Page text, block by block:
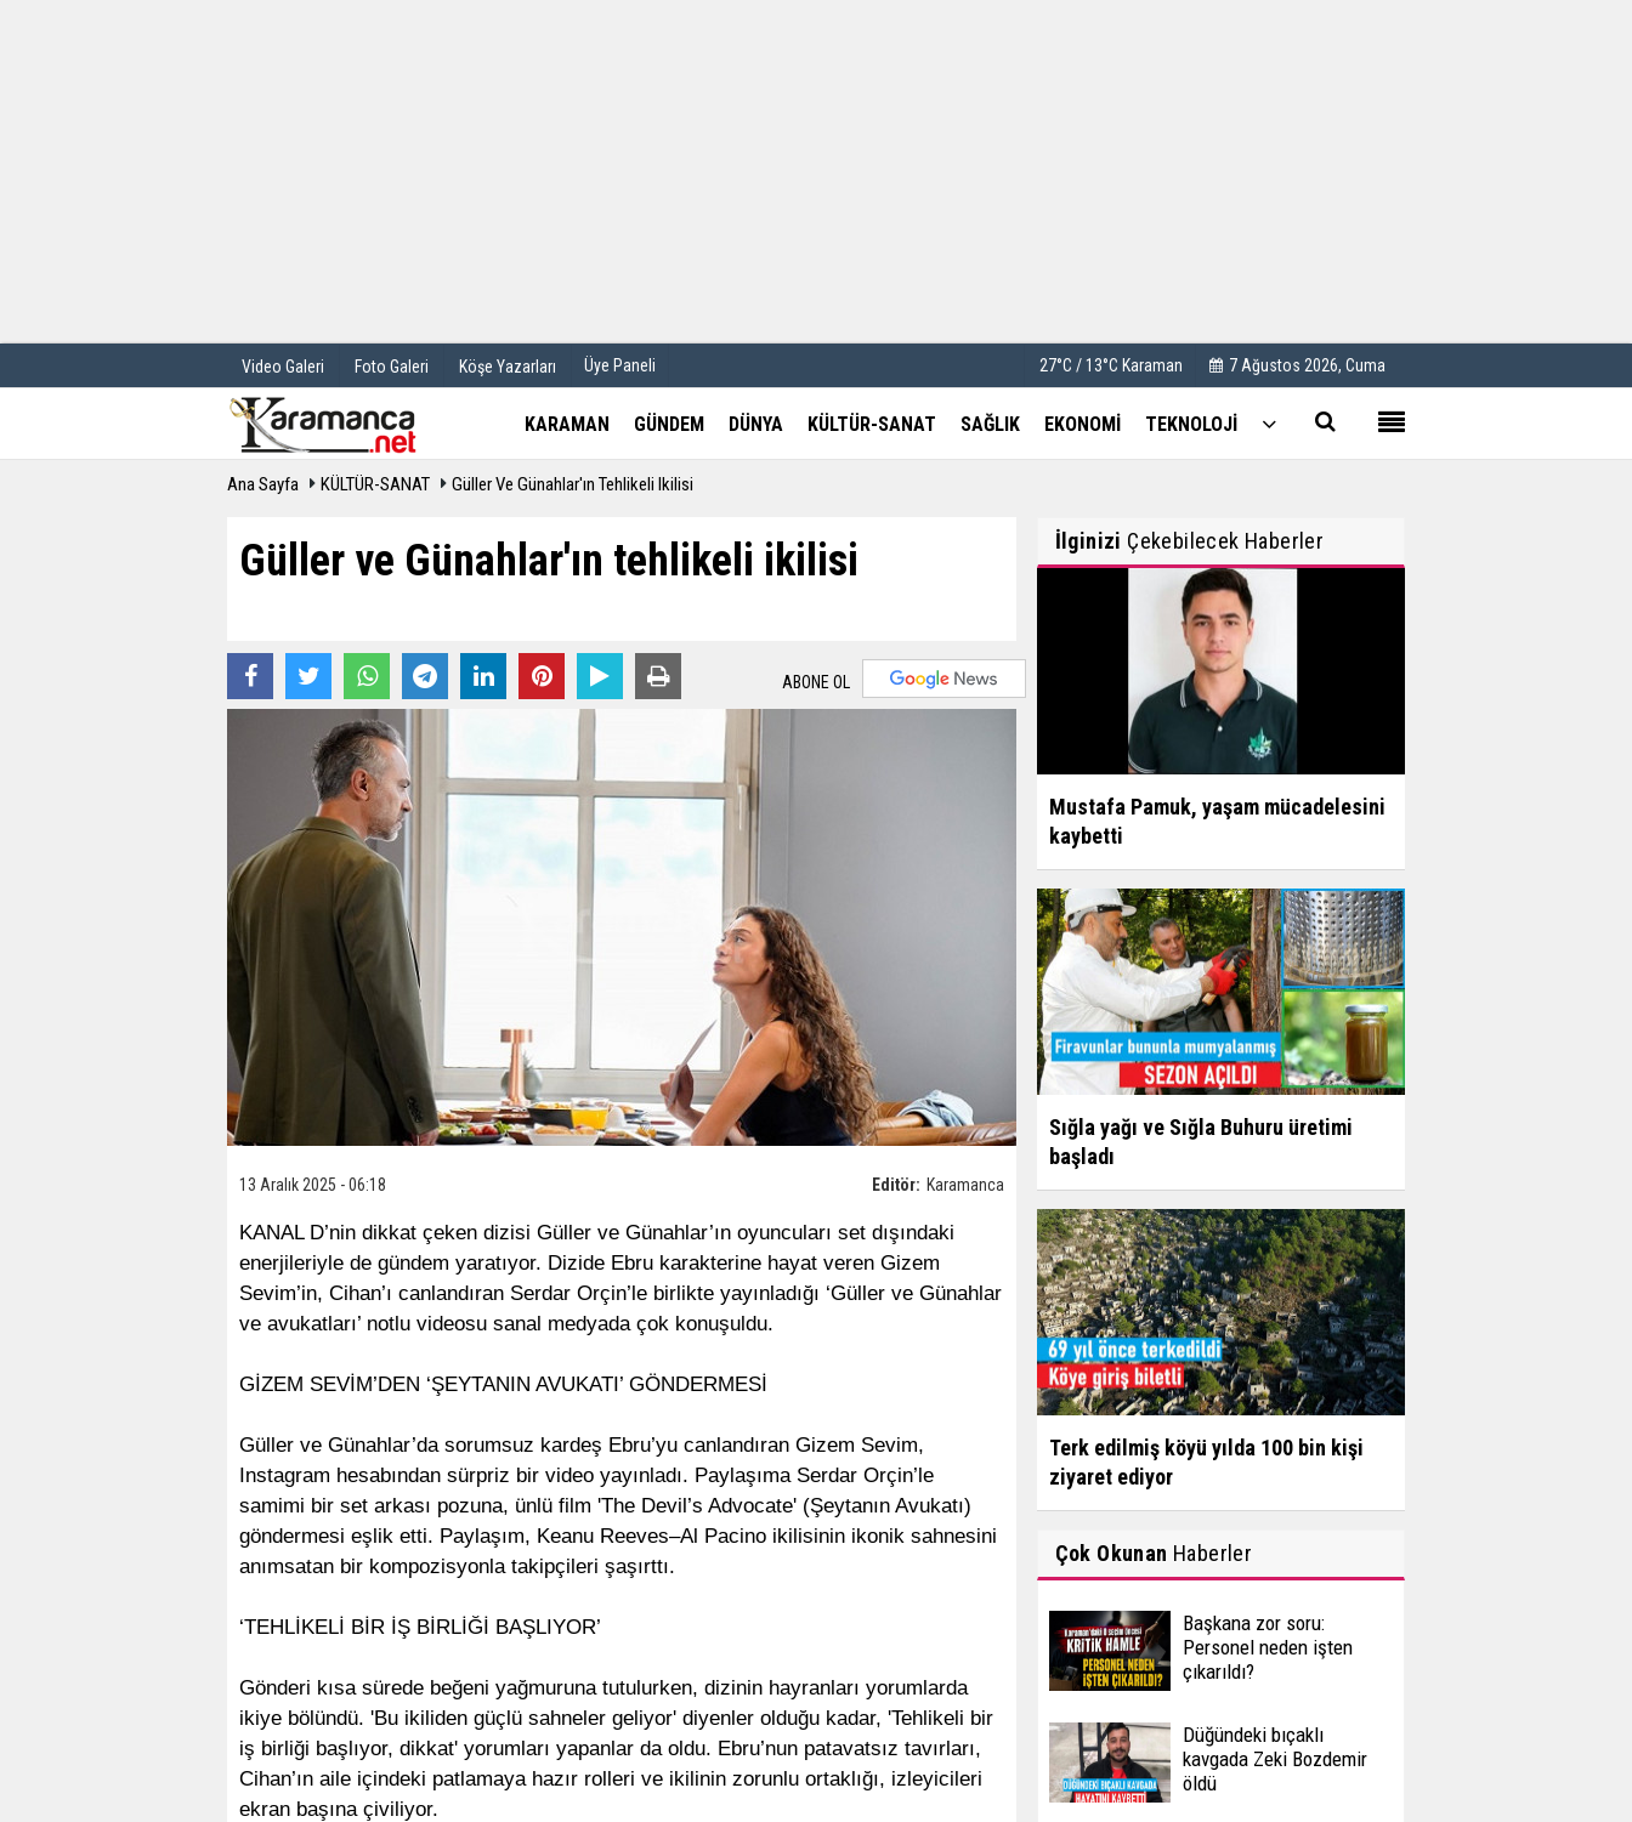
Video Galeri Foto Galeri Köşe Yazarları Üye Paneli 27°C / 13°C Karaman 7 Ağustos 2026, Cuma
KARAMAN GÜNDEM DÜNYA KÜLTÜR-SANAT SAĞLIK EKONOMİ TEKNOLOJİ
Ana Sayfa KÜLTÜR-SANAT Güller Ve Günahlar'ın Tehlikeli Ikilisi
Güller ve Günahlar'ın tehlikeli ikilisi
ABONE OL
Editör: Karamanca
13 Aralık 2025 - 06:18
KANAL D’nin dikkat çeken dizisi Güller ve Günahlar’ın oyuncuları set dışındaki
enerjileriyle de gündem yaratıyor. Dizide Ebru karakterine hayat veren Gizem
Sevim’in, Cihan’ı canlandıran Serdar Orçin’le birlikte yayınladığı ‘Güller ve Günahlar
ve avukatları’ notlu videosu sanal medyada çok konuşuldu.
GİZEM SEVİM’DEN ‘ŞEYTANIN AVUKATI’ GÖNDERMESİ
Güller ve Günahlar’da sorumsuz kardeş Ebru’yu canlandıran Gizem Sevim,
Instagram hesabından sürpriz bir video yayınladı. Paylaşıma Serdar Orçin’le
samimi bir set arkası pozuna, ünlü film 'The Devil’s Advocate' (Şeytanın Avukatı)
göndermesi eşlik etti. Paylaşım, Keanu Reeves–Al Pacino ikilisinin ikonik sahnesini
anımsatan bir kompozisyonla takipçileri şaşırttı.
‘TEHLİKELİ BİR İŞ BİRLİĞİ BAŞLIYOR’
Gönderi kısa sürede beğeni yağmuruna tutulurken, dizinin hayranları yorumlarda
ikiye bölündü. 'Bu ikiliden güçlü sahneler geliyor' diyenler olduğu kadar, 'Tehlikeli bir
iş birliği başlıyor, dikkat' yorumları yapanlar da oldu. Ebru’nun patavatsız tavırları,
Cihan’ın aile içindeki patlamaya hazır rolleri ve ikilinin zorunlu ortaklığı, izleyicileri
ekran başına çiviliyor.
İlginizi Çekebilecek Haberler
Mustafa Pamuk, yaşam mücadelesini
kaybetti
Sığla yağı ve Sığla Buhuru üretimi
başladı
Terk edilmiş köyü yılda 100 bin kişi
ziyaret ediyor
Çok Okunan Haberler
Başkana zor soru:
Personel neden işten
çıkarıldı?
Düğündeki bıçaklı
kavgada Zeki Bozdemir
öldü